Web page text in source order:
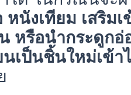
นังเทียม เสริมเ
หรือนำกระดูกอ่
นเป็นชิ้นใหม่เข้า